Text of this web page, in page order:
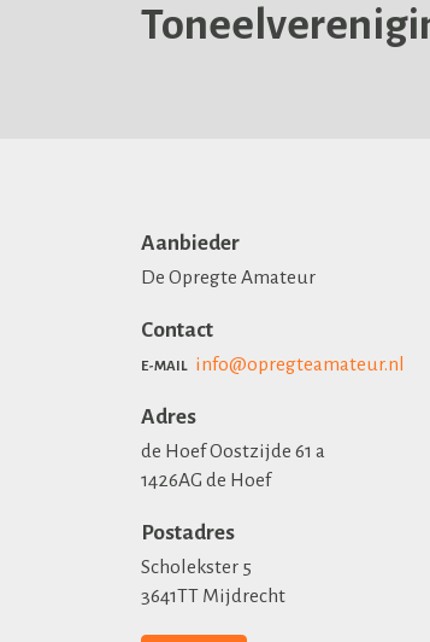
Aanbieder
De Opregte Amateur
Contact
E-MAIL info@opregteamateur.nl
Adres
de Hoef Oostzijde 61 a
1426AG de Hoef
Postadres
Scholekster 5
3641TT Mijdrecht